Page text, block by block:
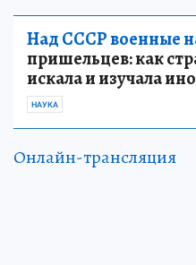
Над СССР военные
пришельцев: как
искала и изучала
НАУКА
Онлайн-трансляция